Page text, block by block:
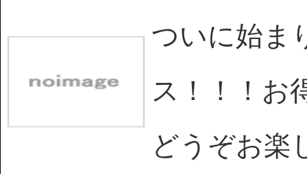
ついに始ま
ス！！！お
どうぞお楽